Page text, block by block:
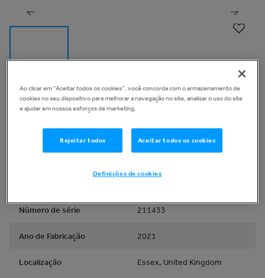
Informação Básica Ver vídeo
Cortador de grama bruto
Número de série 211433
Ano de Fabricação 2021
Localização Essex, United Kingdom
Ao clicar em “Aceitar todos os cookies”, você concorda com o armazenamento de
cookies no seu dispositivo para melhorar a navegação no site, analisar o uso do site
e ajudar em nossos esforços de marketing.
Rejeitar todos Aceitar todos os cookies
Definições de cookies